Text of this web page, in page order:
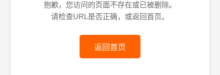
抱歉，您访问的页面不存在或已被删除。
请检查URL是否正确，或返回首页。
返回首页